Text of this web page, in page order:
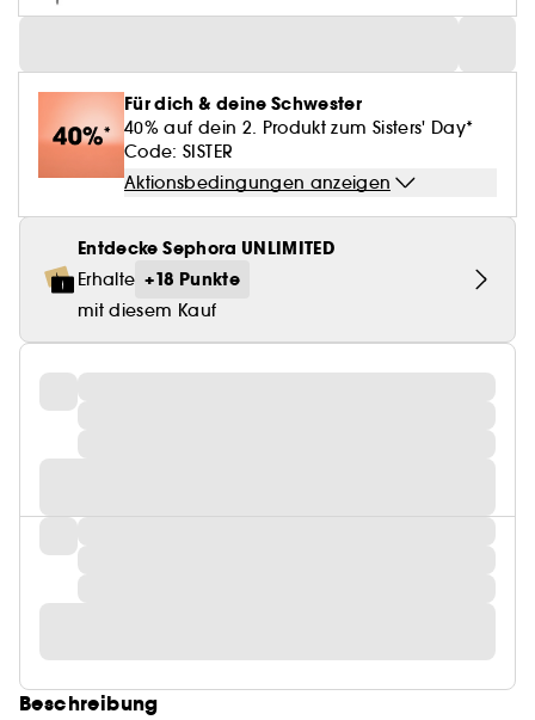
Für dich & deine Schwester
40% auf dein 2. Produkt zum Sisters' Day*
Code: SISTER
Aktionsbedingungen anzeigen
Entdecke Sephora UNLIMITED
Erhalte +18 Punkte
mit diesem Kauf
Beschreibung